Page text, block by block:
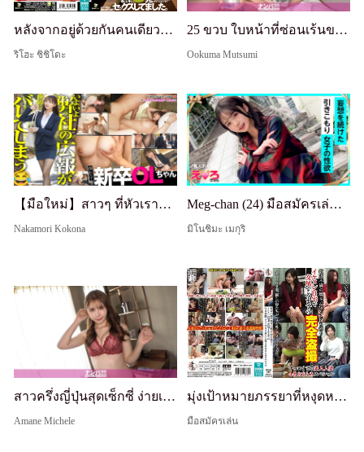
หลังจากอยู่ด้วยกันคนเดียวเพียง 7 ชั่วโมง... เราก็เย็ดกันถึง 8 ครั้ง Riho Kikuchi
ริโฮะ ชิชิโดะ
25 ขวบ ใบหน้าที่ซ่อนเร้นของแฟนสาวที่วางพู่กัน ไฝเซ็กซี่ใต้ตาและนม F คัพขนาดใหญ่ - สเก็ตช์จุดสุดยอดของอาเคเนะ รับจริง ถ่ายครั้งแรก 2330
Ookuma Mutsumi
【มือใหม่】สาวๆ ที่หัวเราะบ่อยๆ นี่แหละดีที่สุด!! คุณคงคิดว่า PR ที่เคยเป็นนักเรียนเก่งๆ ถูกจ้างมาเพราะหน้าตา 100% ใช่ไหม? ไม่เลย เมื่อคุยกับเธอแล้วจะรู้ว่าเธอคิดเร็วมาก lol
Nakamori Kokona
Meg-chan (24) มือสมัครเล่น Hoikoi・Erokyun・มือสมัครเล่น・เรียบร้อยและสะอาด・นมสวย・ผอมเพรียว・Hikikomori・แพ้แอลกอฮอล์・พุ่งน้ำ・คอสเพลย์・POV・สารคดี
มิโนชิมะ เมกุริ
สาวครึ่งญี่ปุ่นสุดเซ็กซี่ ง่ายเกินไป lololol มีเลือดต่างชาติในร่างกายที่เซ็กซี่สุดๆ bon appétit!! ถึงเวลาจัดจริงๆ!! ฉันจะกลืนกินนมใหญ่และหีสวยอย่างละโมบ! ดีมาก ดีเกินไป! จริงๆ เก็บตัว ถ่ายครั้งแรก 2329
Amane Michele
มุ่งเป้าหมายภรรยาที่หงุดหงิดทางเพศและพากลับบ้าน! แอบถ่ายครบถ้วนจนกระทั่งพวกเธอเย็ดที่บ้านของหนุ่มหล่อ - คอมไพล์พิเศษของแม่บ้านมือสมัครเล่นที่เชื่อง่าย 4 คน
มือสมัครเล่น